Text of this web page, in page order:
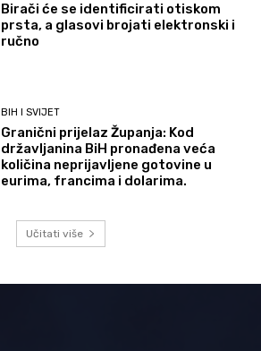
Birači će se identificirati otiskom
prsta, a glasovi brojati elektronski i
ručno
BIH I SVIJET
Granični prijelaz Županja: Kod
državljanina BiH pronađena veća
količina neprijavljene gotovine u
eurima, francima i dolarima.
Učitati više